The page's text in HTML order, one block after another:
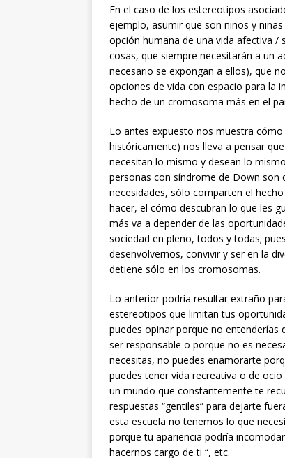
En el caso de los estereotipos
ejemplo, asumir que son niños y
opción humana de una vida afectiva /
cosas, que siempre necesitarán a un
necesario se expongan a ellos), que
opciones de vida con espacio para
hecho de un cromosoma más en el
Lo antes expuesto nos muestra
históricamente) nos lleva a pensar
necesitan lo mismo y desean lo
personas con síndrome de Down son
necesidades, sólo comparten el
hacer, el cómo descubran lo que les
más va a depender de las
sociedad en pleno, todos y todas;
desenvolvernos, convivir y ser en la
detiene sólo en los cromosomas.
Lo anterior podría resultar extraño
estereotipos que limitan tus
puedes opinar porque no
ser responsable o porque no es
necesitas, no puedes enamorarte
puedes tener vida recreativa o de
un mundo que constantemente te
respuestas “gentiles” para dejarte
esta escuela no tenemos lo que
porque tu apariencia podría
hacernos cargo de ti “, etc.